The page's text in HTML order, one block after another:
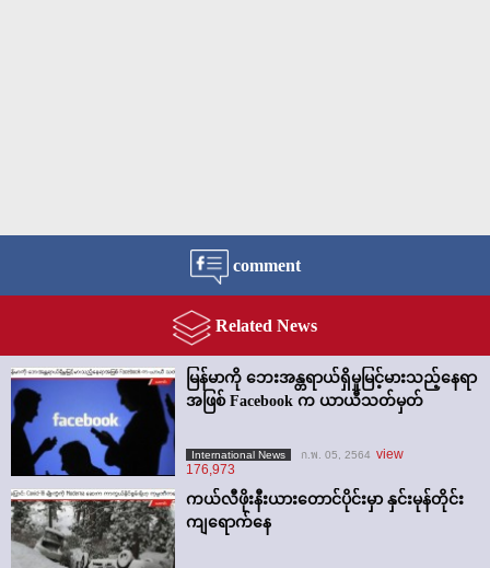
comment
Related News
မြန်မာကို ဘေးအန္တရာယ်ရှိမှုမြင့်မားသည့်နေရာ
အဖြစ် Facebook က ယာယီသတ်မှတ်
International News ก.พ. 05, 2564 view
176,973
ကယ်လီဖိုးနီးယားတောင်ပိုင်းမှာ နှင်းမုန်တိုင်း
ကျရောက်နေ